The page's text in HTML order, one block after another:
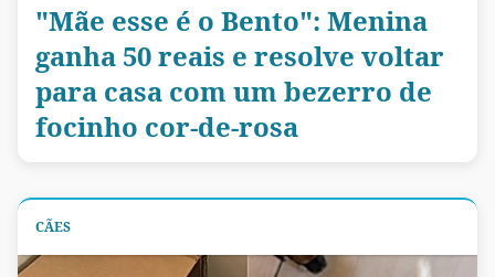
"Mãe esse é o Bento": Menina
ganha 50 reais e resolve voltar
para casa com um bezerro de
focinho cor-de-rosa
CÃES